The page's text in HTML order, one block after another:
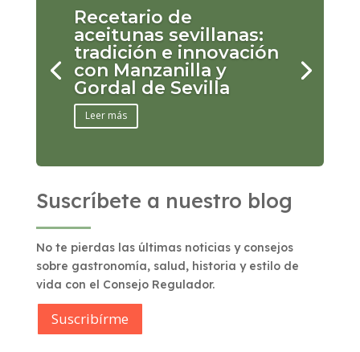
Recetario de
aceitunas sevillanas:
tradición e innovación
con Manzanilla y
Gordal de Sevilla
Leer más
Suscríbete a nuestro blog
No te pierdas las últimas noticias y consejos
sobre gastronomía, salud, historia y estilo de
vida con el Consejo Regulador.
Suscribírme